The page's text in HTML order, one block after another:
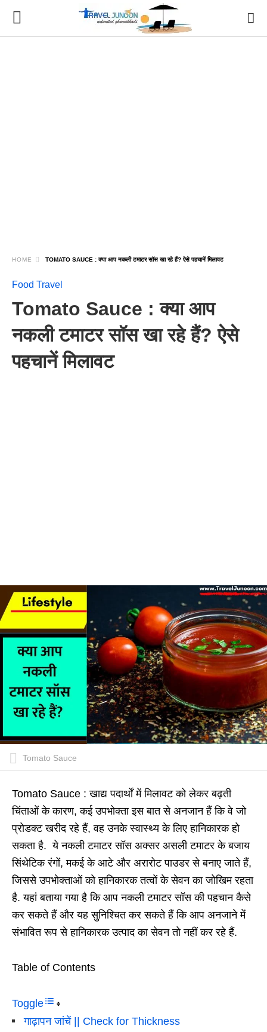
HOME TOMATO SAUCE : क्या आप नकली टमाटर सॉस खा रहे हैं? ऐसे पहचानें मिलावट
Food Travel
Tomato Sauce : क्या आप
नकली टमाटर सॉस खा रहे हैं? ऐसे
पहचानें मिलावट
Tomato Sauce
Tomato Sauce : खाद्य पदार्थों में मिलावट को लेकर बढ़ती
चिंताओं के कारण, कई उपभोक्ता इस बात से अनजान हैं कि वे जो
प्रोडक्ट खरीद रहे हैं, वह उनके स्वास्थ्य के लिए हानिकारक हो
सकता है. ये नकली टमाटर सॉस अक्सर असली टमाटर के बजाय
सिंथेटिक रंगों, मकई के आटे और अरारोट पाउडर से बनाए जाते हैं,
जिससे उपभोक्ताओं को हानिकारक तत्वों के सेवन का जोखिम रहता
है. यहां बताया गया है कि आप नकली टमाटर सॉस की पहचान कैसे
कर सकते हैं और यह सुनिश्चित कर सकते हैं कि आप अनजाने में
संभावित रूप से हानिकारक उत्पाद का सेवन तो नहीं कर रहे हैं.
Table of Contents
Toggle
गाढ़ापन जांचें || Check for Thickness